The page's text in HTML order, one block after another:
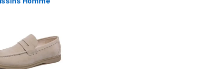
Antiderapant